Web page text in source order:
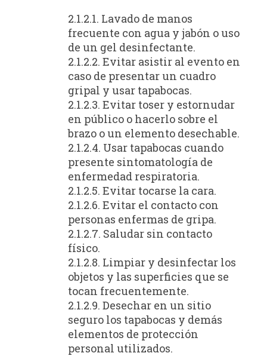
2.1.2.1. Lavado de manos
frecuente con agua y jabón o uso
de un gel desinfectante.
2.1.2.2. Evitar asistir al evento en
caso de presentar un cuadro
gripal y usar tapabocas.
2.1.2.3. Evitar toser y estornudar
en público o hacerlo sobre el
brazo o un elemento desechable.
2.1.2.4. Usar tapabocas cuando
presente sintomatología de
enfermedad respiratoria.
2.1.2.5. Evitar tocarse la cara.
2.1.2.6. Evitar el contacto con
personas enfermas de gripa.
2.1.2.7. Saludar sin contacto
físico.
2.1.2.8. Limpiar y desinfectar los
objetos y las superficies que se
tocan frecuentemente.
2.1.2.9. Desechar en un sitio
seguro los tapabocas y demás
elementos de protección
personal utilizados.